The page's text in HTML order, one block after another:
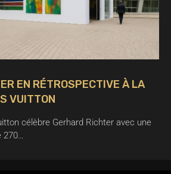
EN RÉTROSPECTIVE À LA
VUITTON
célèbre Gerhard Richter avec une
270…